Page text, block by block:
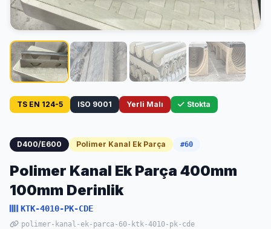
TS EN 124-5 ISO 9001 Yerli Malı Stokta
D400/E600 Polimer Kanal Ek Parça #60
Polimer Kanal Ek Parça 400mm
100mm Derinlik
KTK-4010-PK-CDE
polimer-kanal-ek-parca-60-ktk-4010-pk-cde